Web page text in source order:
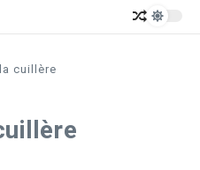
cuillère